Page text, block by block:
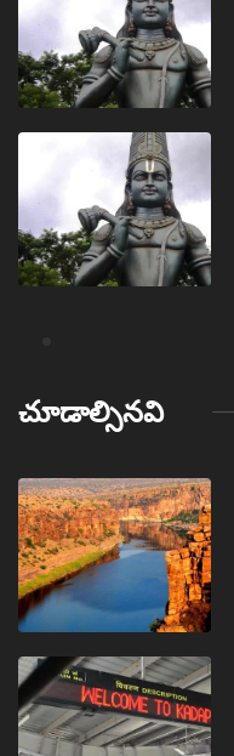
చూడాల్సినవి